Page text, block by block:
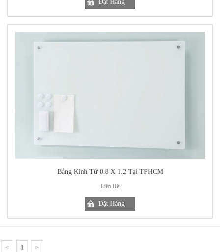
Bảng Kính Từ 0.8 X 1.2 Tại TPHCM
Liên Hệ
< 1 >